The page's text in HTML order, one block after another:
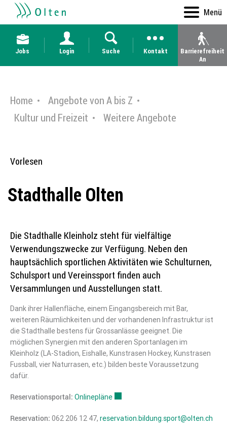
zur Startseite
Direkt zur Hauptnavigation
Direkt zum Inhalt
Direkt zur Suche
Direkt zum Stichwortverzeichnis
Kopfzeile
Kopfzeile Menü
Jobs Login Suche Kontakt
Barrierefreiheit
An
Home
Angebote von A bis Z
Kultur und Freizeit
Weitere Angebote
Vorlesen
Stadthalle Olten
Die Stadthalle Kleinholz steht für vielfältige
Verwendungszwecke zur Verfügung. Neben den
hauptsächlich sportlichen Aktivitäten wie Schulturnen,
Schulsport und Vereinssport finden auch
Versammlungen und Ausstellungen statt.
Dank ihrer Hallenfläche, einem Eingangsbereich mit Bar,
weiteren Räumlichkeiten und der vorhandenen Infrastruktur ist
die Stadthalle bestens für Grossanlässe geeignet. Die
möglichen Synergien mit den anderen Sportanlagen im
Kleinholz (LA-Stadion, Eishalle, Kunstrasen Hockey, Kunstrasen
Fussball, vier Naturrasen, etc.) bilden beste Voraussetzung
dafür.
Reservationsportal: Onlinepläne
Reservation: 062 206 12 47, reservation.bildung.sport@olten.ch